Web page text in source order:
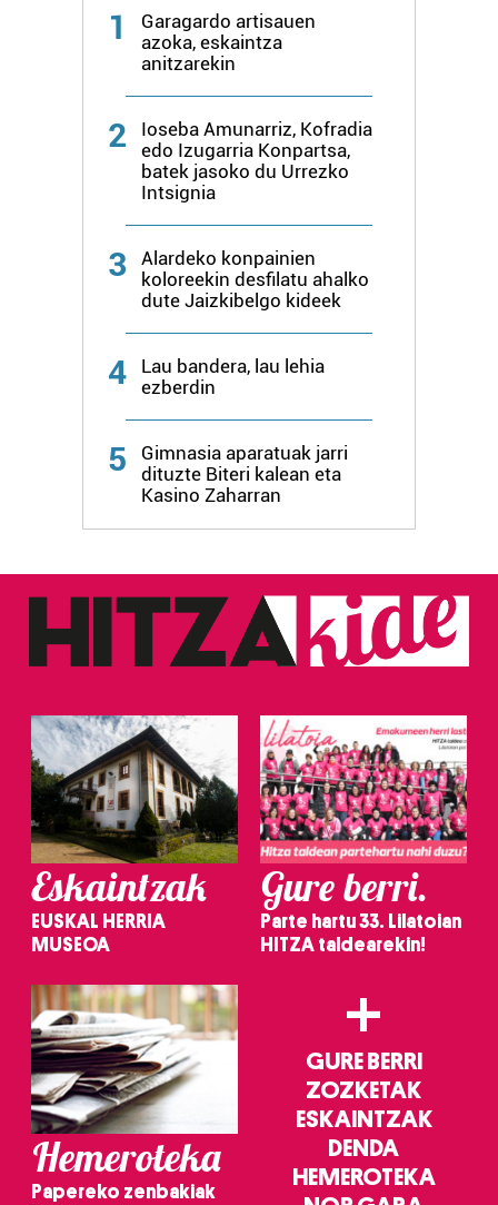
1
Garagardo artisauen
azoka, eskaintza
anitzarekin
2
Ioseba Amunarriz, Kofradia
edo Izugarria Konpartsa,
batek jasoko du Urrezko
Intsignia
3
Alardeko konpainien
koloreekin desfilatu ahalko
dute Jaizkibelgo kideek
4
Lau bandera, lau lehia
ezberdin
5
Gimnasia aparatuak jarri
dituzte Biteri kalean eta
Kasino Zaharran
Eskaintzak
EUSKAL HERRIA
MUSEOA
Gure berri.
Parte hartu 33. Lilatoian
HITZA taldearekin!
Hemeroteka
Papereko zenbakiak
+
GURE BERRI
ZOZKETAK
ESKAINTZAK
DENDA
HEMEROTEKA